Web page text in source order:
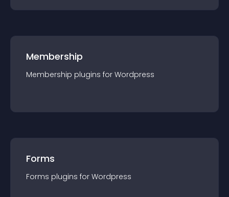
Membership
Membership plugins for Wordpress
Forms
Forms plugins for Wordpress